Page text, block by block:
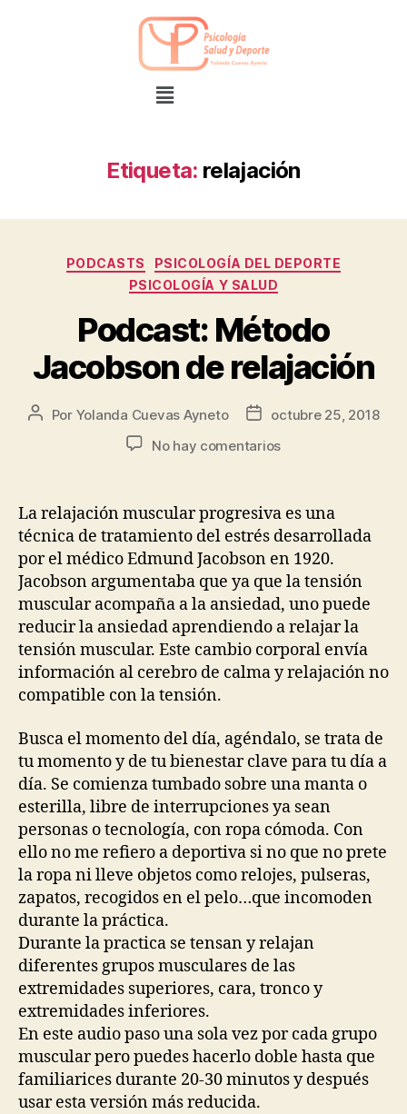
Etiqueta: relajación
PODCASTS
PSICOLOGÍA DEL DEPORTE
PSICOLOGÍA Y SALUD
Podcast: Método
Jacobson de relajación
Por Yolanda Cuevas Ayneto
octubre 25, 2018
No hay comentarios
La relajación muscular progresiva es una
técnica de tratamiento del estrés desarrollada
por el médico Edmund Jacobson en 1920.
Jacobson argumentaba que ya que la tensión
muscular acompaña a la ansiedad, uno puede
reducir la ansiedad aprendiendo a relajar la
tensión muscular. Este cambio corporal envía
información al cerebro de calma y relajación no
compatible con la tensión.
Busca el momento del día, agéndalo, se trata de
tu momento y de tu bienestar clave para tu día a
día. Se comienza tumbado sobre una manta o
esterilla, libre de interrupciones ya sean
personas o tecnología, con ropa cómoda. Con
ello no me refiero a deportiva si no que no prete
la ropa ni lleve objetos como relojes, pulseras,
zapatos, recogidos en el pelo…que incomoden
durante la práctica.
Durante la practica se tensan y relajan
diferentes grupos musculares de las
extremidades superiores, cara, tronco y
extremidades inferiores.
En este audio paso una sola vez por cada grupo
muscular pero puedes hacerlo doble hasta que
familiarices durante 20-30 minutos y después
usar esta versión más reducida.